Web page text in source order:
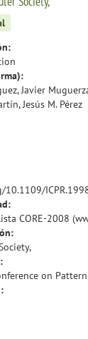
Javier
Jesús M. Pérez
CORE-2008
on